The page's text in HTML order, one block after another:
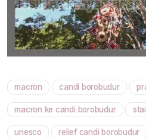
macron candi borobudur
macron ke candi borobudur
unesco relief candi borobudur